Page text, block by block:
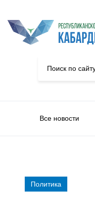
Все новости
Политика